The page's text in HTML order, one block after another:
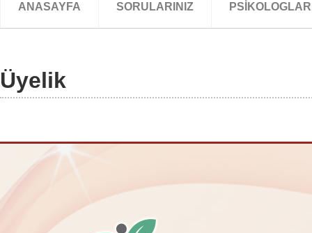
ANASAYFA SORULARINIZ
Üyelik